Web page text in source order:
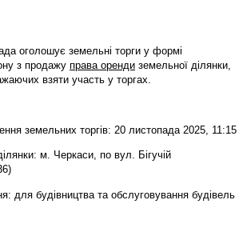
оголошує земельні торги у формі
з продажу права оренди земельної ділянки,
взяти участь у торгах.
земельних торгів: 20 листопада 2025, 11:15
м. Черкаси, по вул. Бігучій
для будівництва та обслуговування будівель